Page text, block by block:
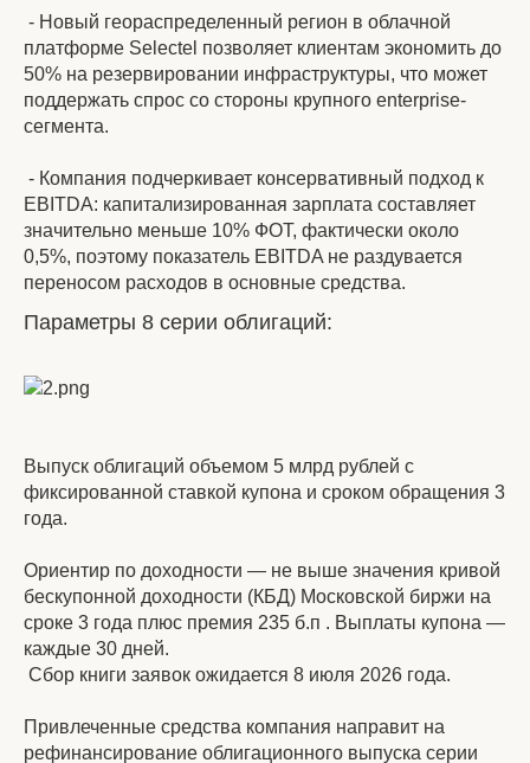
- Новый геораспределенный регион в облачной
платформе Selectel позволяет клиентам экономить до
50% на резервировании инфраструктуры, что может
поддержать спрос со стороны крупного enterprise-
сегмента.
- Компания подчеркивает консервативный подход к
EBITDA: капитализированная зарплата составляет
значительно меньше 10% ФОТ, фактически около
0,5%, поэтому показатель EBITDA не раздувается
переносом расходов в основные средства.
Параметры 8 серии облигаций:
Выпуск облигаций объемом 5 млрд рублей с
фиксированной ставкой купона и сроком обращения 3
года.
Ориентир по доходности — не выше значения кривой
бескупонной доходности (КБД) Московской биржи на
сроке 3 года плюс премия 235 б.п . Выплаты купона —
каждые 30 дней.
Сбор книги заявок ожидается 8 июля 2026 года.
Привлеченные средства компания направит на
рефинансирование облигационного выпуска серии